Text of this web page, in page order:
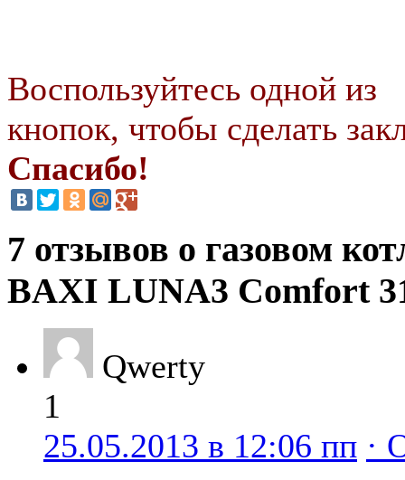
Воспользуйтесь одной из
кнопок, чтобы сделать
Спасибо!
7 отзывов о газовом
BAXI LUNA3 Comfort
Qwerty
1
25.05.2013 в 12:06 пп ·